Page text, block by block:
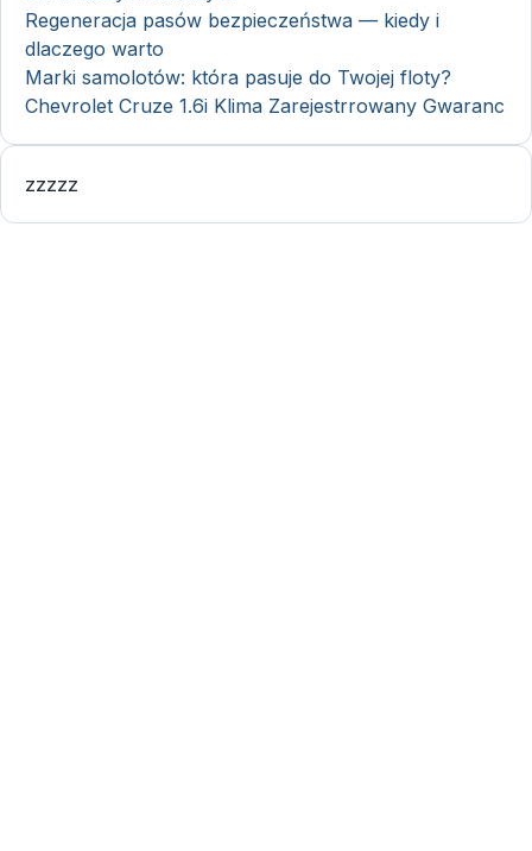
Regeneracja pasów bezpieczeństwa — kiedy i
dlaczego warto
Marki samolotów: która pasuje do Twojej floty?
Chevrolet Cruze 1.6i Klima Zarejestrrowany Gwaranc
zzzzz